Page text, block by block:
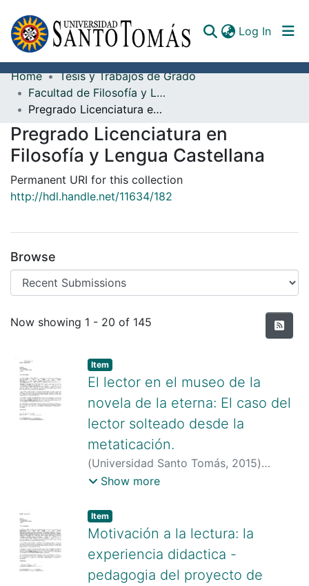
Log In
Communities & Collections
All of DSpace
Documents
Home
Tesis y Trabajos de Grado
Facultad de Filosofía y Letras
Pregrado Licenciatura en Filosofía y Lengua Castellana
Pregrado Licenciatura en
Filosofía y Lengua Castellana
Permanent URI for this collection
http://hdl.handle.net/11634/182
Browse
Recent Submissions
Now showing 1 - 20 of 145
Item type:
Item,
El lector en el museo de la
novela de la eterna: El caso del
lector solteado desde la
metaticación.
(Universidad Santo Tomás, 2015)
Robledo Corredor, Ana Katherine
Show more
Item type:
Item,
Motivación a la lectura: la
experiencia didactica -
pedagogia del proyecto de